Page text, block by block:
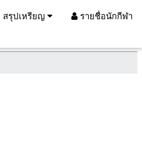
สรุปเหรียญ รายชื่อนักกีฬา